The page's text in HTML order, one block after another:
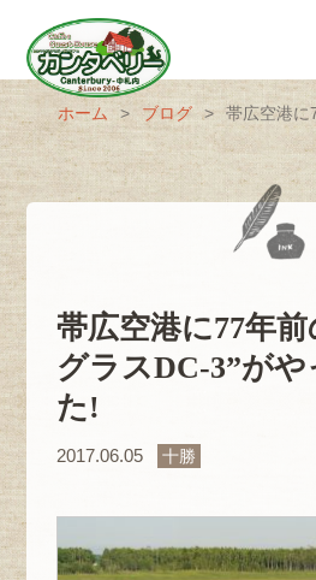
ホーム > ブログ >
帯広空港に
帯広空港に77年
グラスDC-3”がや
た!
2017.06.05 十勝